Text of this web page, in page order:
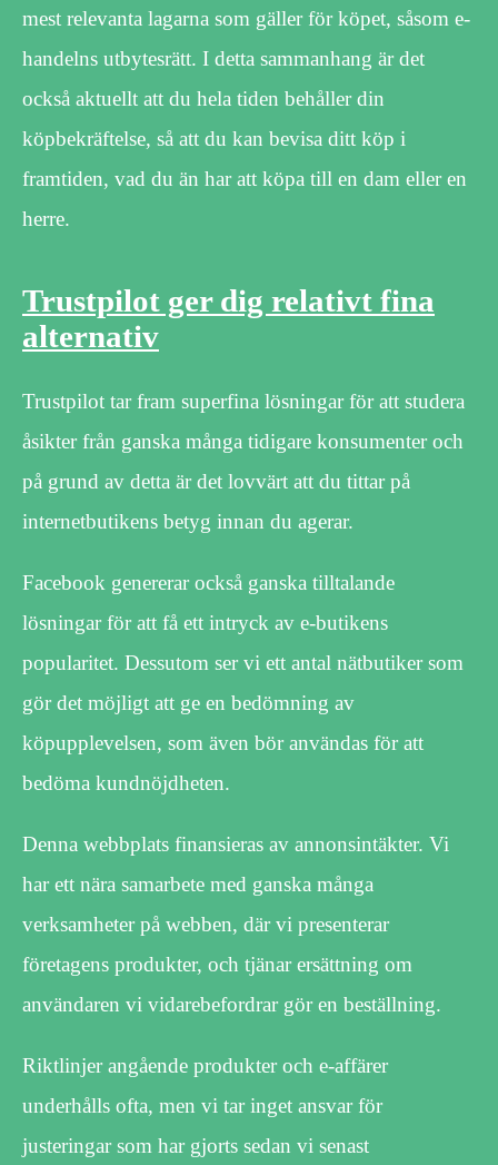
mest relevanta lagarna som gäller för köpet, såsom e-
handelns utbytesrätt. I detta sammanhang är det
också aktuellt att du hela tiden behåller din
köpbekräftelse, så att du kan bevisa ditt köp i
framtiden, vad du än har att köpa till en dam eller en
herre.
Trustpilot ger dig relativt fina
alternativ
Trustpilot tar fram superfina lösningar för att studera
åsikter från ganska många tidigare konsumenter och
på grund av detta är det lovvärt att du tittar på
internetbutikens betyg innan du agerar.
Facebook genererar också ganska tilltalande
lösningar för att få ett intryck av e-butikens
popularitet. Dessutom ser vi ett antal nätbutiker som
gör det möjligt att ge en bedömning av
köpupplevelsen, som även bör användas för att
bedöma kundnöjdheten.
Denna webbplats finansieras av annonsintäkter. Vi
har ett nära samarbete med ganska många
verksamheter på webben, där vi presenterar
företagens produkter, och tjänar ersättning om
användaren vi vidarebefordrar gör en beställning.
Riktlinjer angående produkter och e-affärer
underhålls ofta, men vi tar inget ansvar för
justeringar som har gjorts sedan vi senast